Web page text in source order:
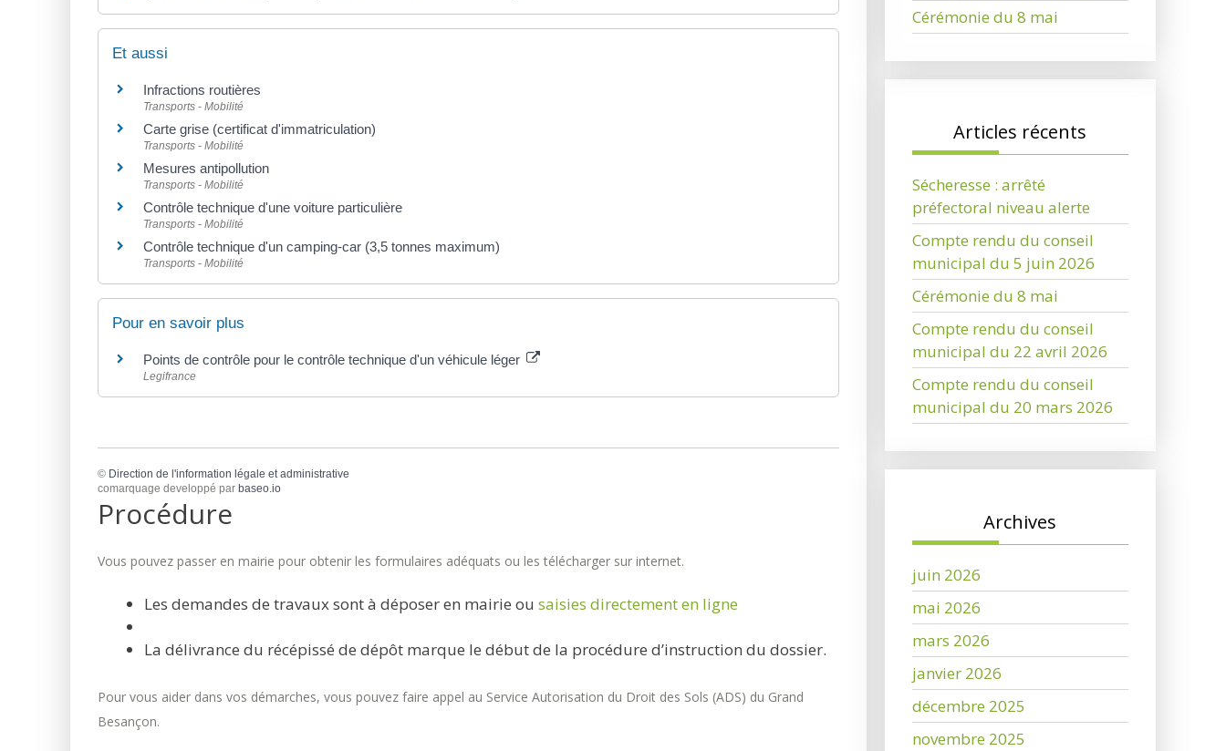
Et aussi
Infractions routières
Transports - Mobilité
Carte grise (certificat d'immatriculation)
Transports - Mobilité
Mesures antipollution
Transports - Mobilité
Contrôle technique d'une voiture particulière
Transports - Mobilité
Contrôle technique d'un camping-car (3,5 tonnes maximum)
Transports - Mobilité
Pour en savoir plus
Points de contrôle pour le contrôle technique d'un véhicule léger
Legifrance
© Direction de l'information légale et administrative
comarquage developpé par baseo.io
Procédure
Vous pouvez passer en mairie pour obtenir les formulaires adéquats ou les télécharger sur internet.
Les demandes de travaux sont à déposer en mairie ou saisies directement en ligne
La délivrance du récépissé de dépôt marque le début de la procédure d’instruction du dossier.
Pour vous aider dans vos démarches, vous pouvez faire appel au Service Autorisation du Droit des Sols (ADS) du Grand
Besançon.
Cérémonie du 8 mai
Articles récents
Sécheresse : arrêté
préfectoral niveau alerte
Compte rendu du conseil
municipal du 5 juin 2026
Cérémonie du 8 mai
Compte rendu du conseil
municipal du 22 avril 2026
Compte rendu du conseil
municipal du 20 mars 2026
Archives
juin 2026
mai 2026
mars 2026
janvier 2026
décembre 2025
novembre 2025